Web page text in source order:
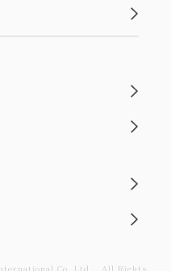
Co.,Ltd． All Rights